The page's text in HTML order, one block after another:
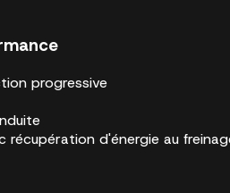
progressive
d'énergie au